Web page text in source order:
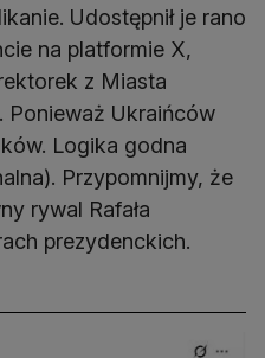
Udostępnił je rano
na platformie X,
z Miasta
Ponieważ Ukraińców
Logika godna
Przypomnijmy, że
rywal Rafała
prezydenckich.